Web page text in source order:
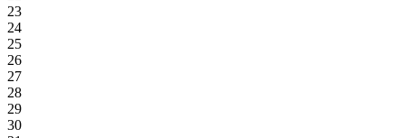
23
24
25
26
27
28
29
30